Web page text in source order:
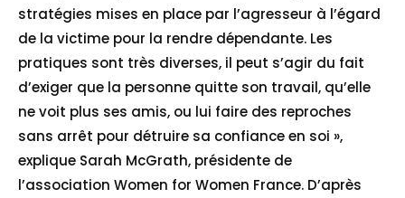
stratégies mises en place par l’agresseur à l’égard
de la victime pour la rendre dépendante. Les
pratiques sont très diverses, il peut s’agir du fait
d’exiger que la personne quitte son travail, qu’elle
ne voit plus ses amis, ou lui faire des reproches
sans arrêt pour détruire sa confiance en soi »,
explique Sarah McGrath, présidente de
l’association Women for Women France. D’après